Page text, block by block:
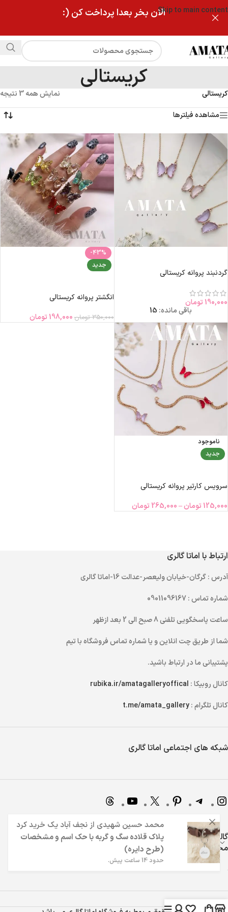
Skip to main contentالان بخر بعدا پرداخت کن (:
کریستالی
کریستالی
نمایش همه 3 نتیجه
مشاهده فیلترها
گردنبند پروانه کریستالی
190,000 تومان
باقی مانده: 15
-43%
جدید
انگشتر پروانه کریستالی
350,000 تومان198,000 تومان
ناموجود
جدید
سرویس کارتیر پروانه کریستالی
125,000 تومان–
265,000 تومان
ارتباط با اماتا گالری
آدرس: گرگان-خیابان ولیعصر-عدالت 16-اماتا گالری
شماره تماس: 09011096167
ساعت پاسخگویی تلفنی
شما از طریقچت انلاینو یاشماره تماسفروشگاه با تیم
پشتیبانی ما در ارتباط باشید.
کانال روبیکا : rubika.ir/amatagalleryoffical
کانال تلگرام :t.me/amata_gallery
شبکه های اجتماعی اماتا گالری
گالری اماتا | 7 سال تجربه در فروش اینترنتی و ارائه بهترین
محصولات
محمد حسین شهیدی ازنجف آباد یک خرید کرد
پلاک قلاده سگ و گربه با حک اسم و مشخصات
(طرح دایره)
حدود 14 ساعت پیش.